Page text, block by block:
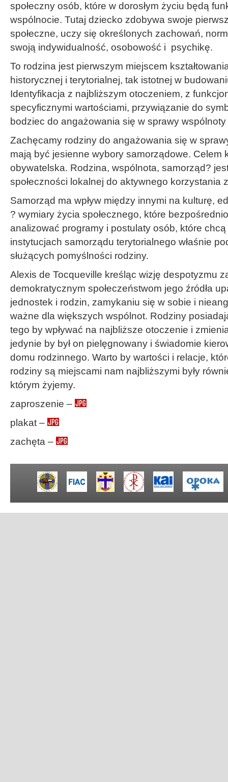
społeczny osób, które w dorosłym życiu będą
wspólnocie. Tutaj dziecko zdobywa swoje
społeczne, uczy się określonych zachowań,
swoją indywidualność, osobowość i psychikę.
To rodzina jest pierwszym miejscem
historycznej i terytorialnej, tak istotnej w
Identyfikacja z najbliższym otoczeniem, z
specyficznymi wartościami, przywiązanie do
bodziec do angażowania się w sprawy
Zachęcamy rodziny do angażowania się w
mają być jesienne wybory samorządowe. Celem
obywatelska. Rodzina, wspólnota, samorząd?
społeczności lokalnej do aktywnego korzystania
Samorząd ma wpływ między innymi na kulturę,
? wymiary życia społecznego, które
analizować programy i postulaty osób, które chcą
instytucjach samorządu terytorialnego właśnie
służących pomyślności rodziny.
Alexis de Tocqueville kreśląc wizję despotyzmu
demokratycznym społeczeństwom jego źródła
jednostek i rodzin, zamykaniu się w sobie i
ważne dla większych wspólnot. Rodziny
tego by wpływać na najbliższe otoczenie i
jedynie by był on pielęgnowany i świadomie
domu rodzinnego. Warto by wartości i relacje,
rodziny są miejscami nam najbliższymi były
którym żyjemy.
zaproszenie –
plakat –
zachęta –